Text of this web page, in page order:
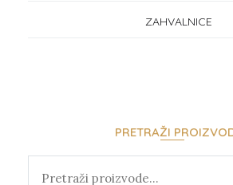
ZAHVALNICE
PRETRAŽI